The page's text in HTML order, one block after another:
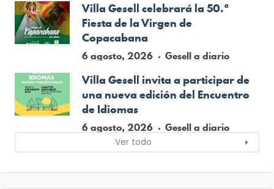
Villa Gesell celebrará la 50.ª
Fiesta de la Virgen de
Copacabana
6 agosto, 2026 Gesell a diario
Villa Gesell invita a participar de
una nueva edición del Encuentro
de Idiomas
6 agosto, 2026 Gesell a diario
Ver todo